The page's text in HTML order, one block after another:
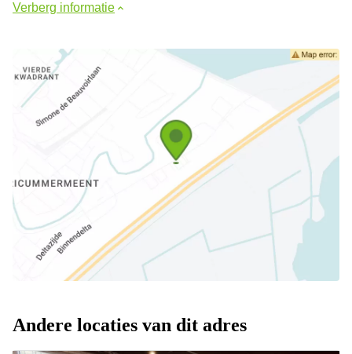
Verberg informatie
Andere locaties van dit adres